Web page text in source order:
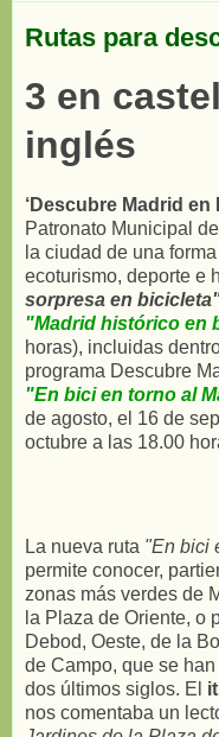
Rutas para
3 en
inglés
‘Descubre Madrid en
Patronato Municipal
la ciudad de una
ecoturismo, deporte e
sorpresa en
"Madrid histórico en
horas), incluidas
programa Descubre
"En bici en torno al
de agosto, el 16 de
octubre a las 18.00
La nueva ruta "En bici
permite conocer,
zonas más verdes de
la Plaza de Oriente, o
Debod, Oeste, de la
de Campo, que se
dos últimos siglos. El
nos comentaba un